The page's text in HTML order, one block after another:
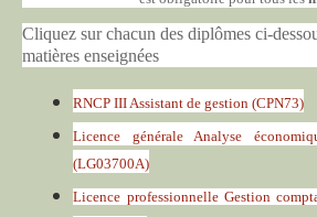
Cliquez sur chacun des diplômes ci-
matières enseignées
RNCP III Assistant de gestion (CPN73)
Licence générale Analyse
(LG03700A)
Licence professionnelle Gestion